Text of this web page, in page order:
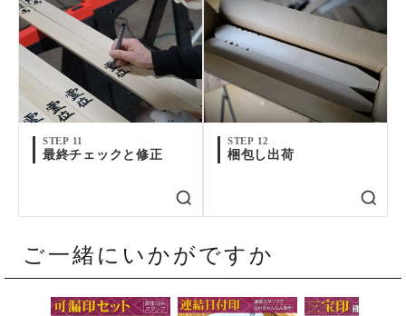
STEP 11
最終チェックと修正
STEP 12
梱包し出荷
ご一緒にいかがですか